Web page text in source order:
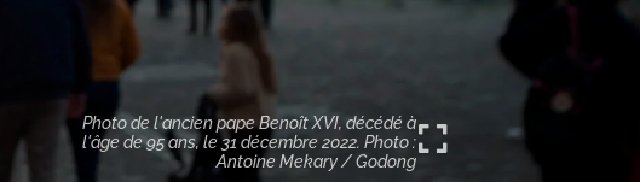
Photo de l'ancien pape Benoît XVI, décédé à
l'âge de 95 ans, le 31 décembre 2022. Photo :
Antoine Mekary / Godong